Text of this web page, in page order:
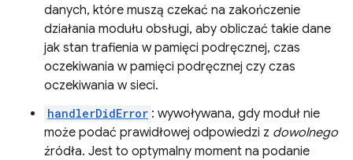
danych, które muszą czekać na zakończenie
działania modułu obsługi, aby obliczać takie dane
jak stan trafienia w pamięci podręcznej, czas
oczekiwania w pamięci podręcznej czy czas
oczekiwania w sieci.
handlerDidError : wywoływana, gdy moduł nie
może podać prawidłowej odpowiedzi z dowolnego
źródła. Jest to optymalny moment na podanie